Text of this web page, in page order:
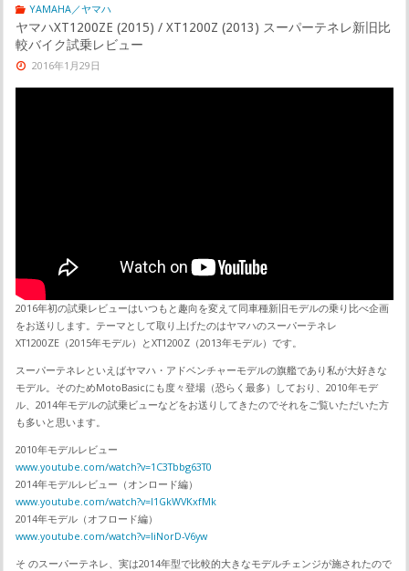
YAMAHA／ヤマハ
ヤマハXT1200ZE (2015) / XT1200Z (2013) スーパーテネレ新旧比
較バイク試乗レビュー
2016年1月29日
2016年初の試乗レビューはいつもと趣向を変えて同車種新旧モデルの乗り比べ企画
をお送りします。テーマとして取り上げたのはヤマハのスーパーテネレ
XT1200ZE（2015年モデル）とXT1200Z（2013年モデル）です。
スーパーテネレといえばヤマハ・アドベンチャーモデルの旗艦であり私が大好きな
モデル。そのためMotoBasicにも度々登場（恐らく最多）しており、2010年モデ
ル、2014年モデルの試乗ビューなどをお送りしてきたのでそれをご覧いただいた方
も多いと思います。
2010年モデルレビュー
www.youtube.com/watch?v=1C3Tbbg63T0
2014年モデルレビュー（オンロード編）
www.youtube.com/watch?v=I1GkWVKxfMk
2014年モデル（オフロード編）
www.youtube.com/watch?v=IiNorD-V6yw
そ のスーパーテネレ、実は2014年型で比較的大きなモデルチェンジが施されたので